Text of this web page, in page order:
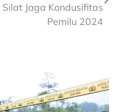
Silat Jaga Kondusifitas
Pemilu 2024